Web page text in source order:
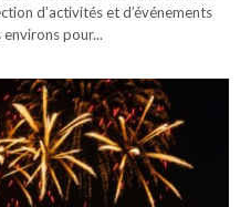
d’activités et d’événements
environs pour...